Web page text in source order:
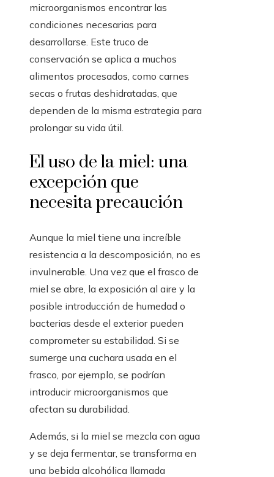
microorganismos encontrar las
condiciones necesarias para
desarrollarse. Este truco de
conservación se aplica a muchos
alimentos procesados, como carnes
secas o frutas deshidratadas, que
dependen de la misma estrategia para
prolongar su vida útil.
El uso de la miel: una
excepción que
necesita precaución
Aunque la miel tiene una increíble
resistencia a la descomposición, no es
invulnerable. Una vez que el frasco de
miel se abre, la exposición al aire y la
posible introducción de humedad o
bacterias desde el exterior pueden
comprometer su estabilidad. Si se
sumerge una cuchara usada en el
frasco, por ejemplo, se podrían
introducir microorganismos que
afectan su durabilidad.
Además, si la miel se mezcla con agua
y se deja fermentar, se transforma en
una bebida alcohólica llamada